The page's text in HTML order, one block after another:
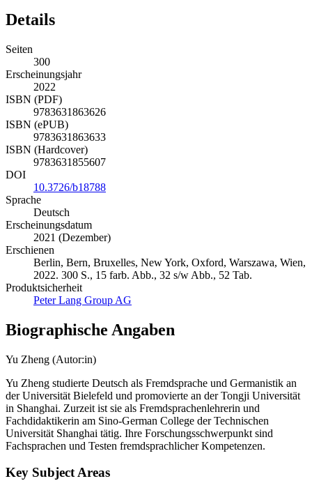
Details
Seiten
300
Erscheinungsjahr
2022
ISBN (PDF)
9783631863626
ISBN (ePUB)
9783631863633
ISBN (Hardcover)
9783631855607
DOI
10.3726/b18788
Sprache
Deutsch
Erscheinungsdatum
2021 (Dezember)
Erschienen
Berlin, Bern, Bruxelles, New York, Oxford, Warszawa, Wien,
2022. 300 S., 15 farb. Abb., 32 s/w Abb., 52 Tab.
Produktsicherheit
Peter Lang Group AG
Biographische Angaben
Yu Zheng (Autor:in)
Yu Zheng studierte Deutsch als Fremdsprache und Germanistik an
der Universität Bielefeld und promovierte an der Tongji Universität
in Shanghai. Zurzeit ist sie als Fremdsprachenlehrerin und
Fachdidaktikerin am Sino-German College der Technischen
Universität Shanghai tätig. Ihre Forschungsschwerpunkt sind
Fachsprachen und Testen fremdsprachlicher Kompetenzen.
Key Subject Areas